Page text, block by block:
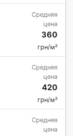
Средняя
цена
360
грн/м²
Средняя
цена
420
грн/м²
Средняя
цена